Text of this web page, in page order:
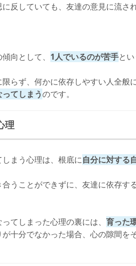
反していても、友達の意見に流さ
向として、 1人でいるのが苦手と
らず、何かに依存しやすい人全般
てしまうのです。
理
まう心理は、根底に自分に対する
合うことができずに、友達に依存す
てしまった心理の裏には、 育った
が十分でなかった場合、心の隙間を